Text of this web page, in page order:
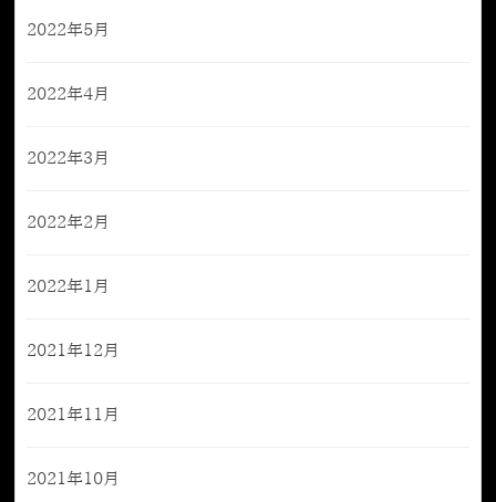
2022年5月
2022年4月
2022年3月
2022年2月
2022年1月
2021年12月
2021年11月
2021年10月